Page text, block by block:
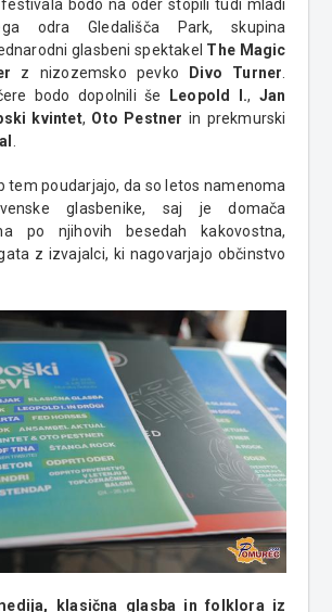
bodo na oder stopili tudi mladi
odra Gledališča Park, skupina
glasbeni spektakel The Magic
z nizozemsko pevko Divo Turner.
bodo dopolnili še
Leopold I., Jan
kvintet, Oto Pestner in prekmurski
.
tem poudarjajo, da so letos namenoma
glasbenike, saj je domača
po njihovih besedah kakovostna,
z izvajalci, ki nagovarjajo občinstvo
klasična glasba in folklora iz